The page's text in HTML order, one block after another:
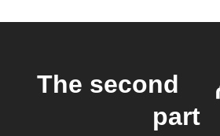
بخش دوم The second
part